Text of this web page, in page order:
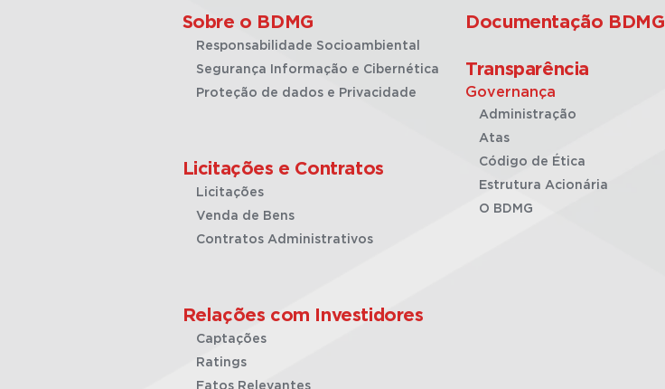
Sobre o BDMG
Responsabilidade Socioambiental
Segurança Informação e Cibernética
Proteção de dados e Privacidade
Licitações e Contratos
Licitações
Venda de Bens
Contratos Administrativos
Relações com Investidores
Captações
Ratings
Fatos Relevantes
Documentação BDMG
Transparência
Governança
Administração
Atas
Código de Ética
Estrutura Acionária
O BDMG